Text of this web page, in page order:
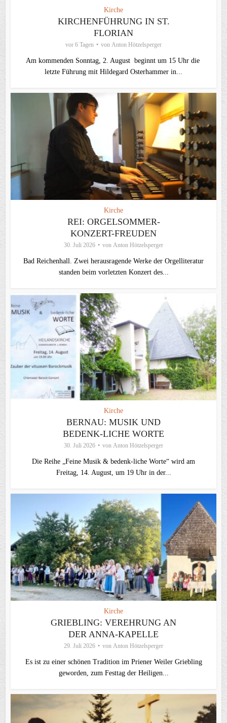
Kirche
KIRCHENFÜHRUNG IN ST.
FLORIAN
vor 6 Tagen von Anton Hötzelsperger
Am kommenden Sonntag, 2. August beginnt um 15 Uhr die
letzte Führung mit Hildegard Osterhammer in...
Kirche
REI: ORGELSOMMER-
KONZERT-FREUDEN
30. Juli 2026 von Anton Hötzelsperger
Bad Reichenhall. Zwei herausragende Werke der Orgelliteratur
standen beim vorletzten Konzert des...
Kirche
BERNAU: MUSIK UND
BEDENK-LICHE WORTE
30. Juli 2026 von Anton Hötzelsperger
Die Reihe „Feine Musik & bedenk-liche Worte“ wird am
Freitag, 14. August, um 19 Uhr in der...
Kirche
GRIEBLING: VEREHRUNG AN
DER ANNA-KAPELLE
29. Juli 2026 von Anton Hötzelsperger
Es ist zu einer schönen Tradition im Priener Weiler Griebling
geworden, zum Festtag der Heiligen...